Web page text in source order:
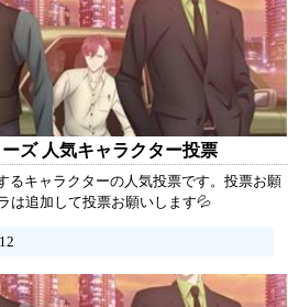
ズ 人気キャラクター投票
るキャラクターの人気投票です。投票お願
追加して投票お願いします💦